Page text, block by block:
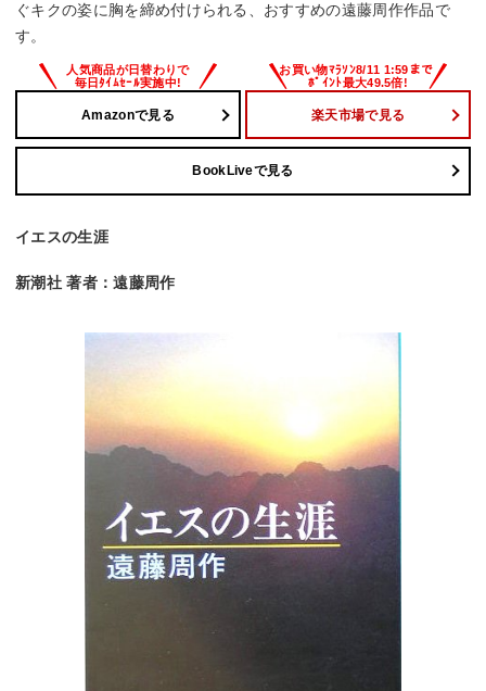
ぐキクの姿に胸を締め付けられる、おすすめの遠藤周作作品で
す。
Amazonで見る 楽天市場で見る
BookLiveで見る
イエスの生涯
新潮社 著者：遠藤周作